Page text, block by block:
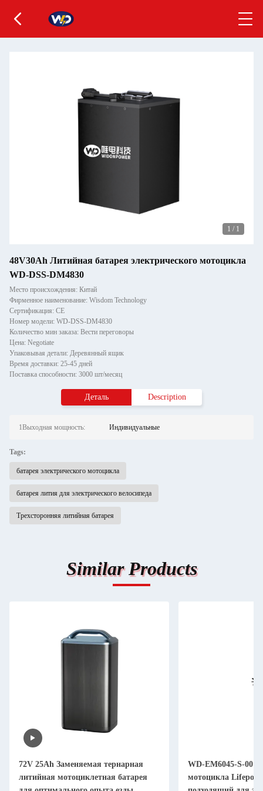
1 / 1
48V30Ah Литийная батарея электрического мотоцикла
WD-DSS-DM4830
Место происхождения: Китай
Фирменное наименование: Wisdom Technology
Сертификация: CE
Номер модели: WD-DSS-DM4830
Количество мин заказа: Вести переговоры
Цена: Negotiate
Упаковывая детали: Деревянный ящик
Время доставки: 25-45 дней
Поставка способности: 3000 шт/месяц
Деталь Description
1Выходная мощность: Индивидуальные
Tags:
батарея электрического мотоцикла
батарея лития для электрического велосипеда
Трехсторонняя литийная батарея
Similar Products
72V 25Ah Заменяемая тернарная
литийная мотоциклетная батарея
WD-EM6045-S-001
мотоцикла Lifepo4,